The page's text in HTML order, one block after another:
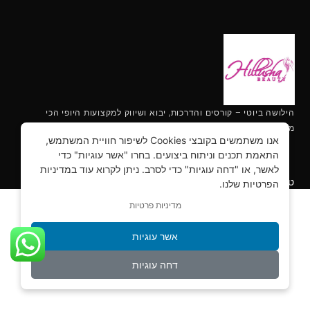
אנו משתמשים בקובצי Cookies לשיפור חוויית המשתמש,
התאמת תכנים וניתוח ביצועים. בחרו "אשר עוגיות" כדי
לאשר, או "דחה עוגיות" כדי לסרב. ניתן לקרוא עוד במדיניות
הפרטיות שלנו.
מדיניות פרטיות
אשר עוגיות
דחה עוגיות
הילושה ביוטי – קורסים והדרכות, יבוא ושיווק למקצועות היופי הכי
מתקדמים.
טראנדים חמים